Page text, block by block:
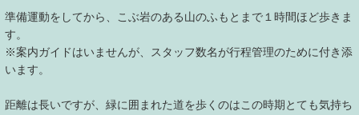
準備運動をしてから、こぶ岩のある山のふもとまで１時間ほど歩きま
す。
※案内ガイドはいませんが、スタッフ数名が行程管理のために付き添
います。
距離は長いですが、緑に囲まれた道を歩くのはこの時期とても気持ち